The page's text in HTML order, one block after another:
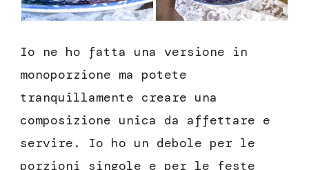
Io ne ho fatta una versione in
monoporzione ma potete
tranquillamente creare una
composizione unica da affettare e
servire. Io ho un debole per le
porzioni singole e per le feste